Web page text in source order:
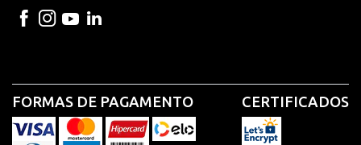
FORMAS DE PAGAMENTO CERTIFICADOS